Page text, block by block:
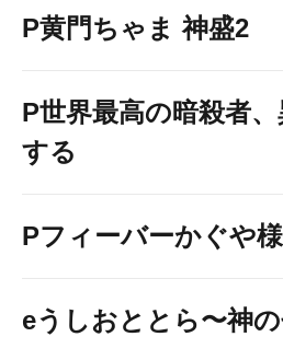
P黄門ちゃま 神盛2
P世界最高の暗殺者
する
Pフィーバーかぐや
eうしおととら〜神